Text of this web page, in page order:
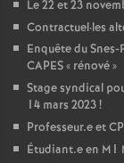
Le 22 et 23
Contractuel·les
Enquête du Snes-
CAPES« rénové»
Stage syndical
14 mars 2023!
Professeur.e et
Étudiant.e en M1